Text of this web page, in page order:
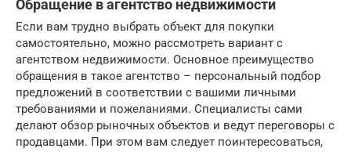
Обращение в агентство недвижимости
Если вам трудно выбрать объект для покупки
самостоятельно, можно рассмотреть вариант с
агентством недвижимости. Основное преимущество
обращения в такое агентство – персональный подбор
предложений в соответствии с вашими личными
требованиями и пожеланиями. Специалисты сами
делают обзор рыночных объектов и ведут переговоры с
продавцами. При этом вам следует поинтересоваться,